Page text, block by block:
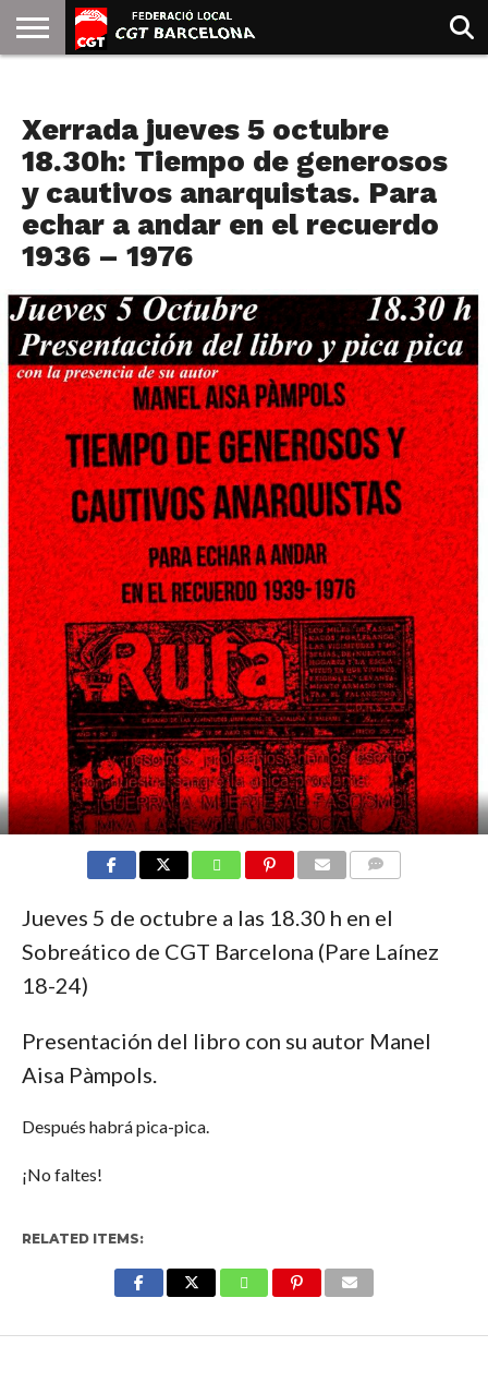
GOLDMAN
Xerrada jueves 5 octubre
18.30h: Tiempo de generosos
y cautivos anarquistas. Para
echar a andar en el recuerdo
1936 – 1976
Jueves 5 de octubre a las 18.30 h en el
Sobreático de CGT Barcelona (Pare Laínez
18-24)
Presentación del libro con su autor Manel
Aisa Pàmpols.
Después habrá pica-pica.
¡No faltes!
RELATED ITEMS: